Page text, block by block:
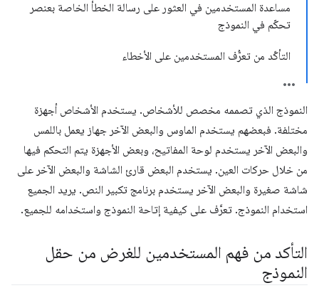
مساعدة المستخدمين في العثور على رسالة الخطأ الخاصة بعنصر
تحكّم في النموذج
التأكّد من تعرُّف المستخدمين على الأخطاء
النموذج الذي تصممه مخصص للأشخاص. يستخدم الأشخاص أجهزة
مختلفة. فبعضهم يستخدم الماوس والبعض الآخر جهاز يعمل باللمس
والبعض الآخر يستخدم لوحة المفاتيح، وبعض الأجهزة يتم التحكم فيها
من خلال حركات العين. يستخدم البعض قارئ الشاشة والبعض الآخر على
شاشة صغيرة والبعض الآخر يستخدم برنامج تكبير النص. يريد الجميع
استخدام النموذج. تعرَّف على كيفية إتاحة النموذج واستخدامه للجميع.
التأكد من فهم المستخدمين للغرض من حقل
النموذج